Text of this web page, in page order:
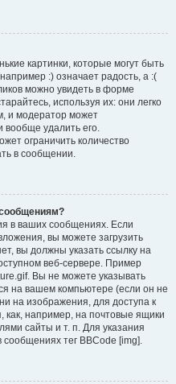
картинки, которые могут быть
:) означает радость, а :(
можно увидеть в форме
используя их: они легко
и модератор может
вообще удалить его.
ограничить количество
в сообщении.
в ваших сообщениях. Если
вы можете загрузить
вы должны указать ссылку на
веб-сервере. Пример
Вы не можете указывать
на вашем компьютере (если он не
на изображения, для доступа к
например, на почтовые ящики
сайты и т. п. Для указания
тег BBCode [img].